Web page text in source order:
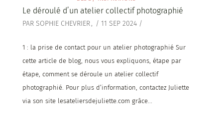
Le déroulé d’un atelier collectif photographié
PAR SOPHIE CHEVRIER / 11 SEP 2024/
1 : la prise de contact pour un atelier photographié Sur
cette article de blog, nous vous expliquons, étape par
étape, comment se déroule un atelier collectif
photographié. Pour plus d’information, contactez Juliette
via son site lesateliersdejuliette.com grâce...